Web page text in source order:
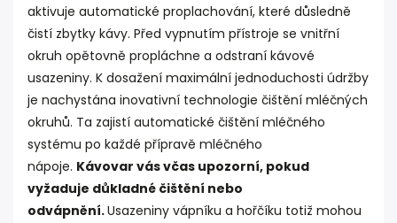
aktivuje automatické proplachování, které důsledně
čistí zbytky kávy. Před vypnutím přístroje se vnitřní
okruh opětovně propláchne a odstraní kávové
usazeniny. K dosažení maximální jednoduchosti údržby
je nachystána inovativní technologie čištění mléčných
okruhů. Ta zajistí automatické čištění mléčného
systému po každé přípravě mléčného
nápoje. Kávovar vás včas upozorní, pokud
vyžaduje důkladné čištění nebo
odvápnění.Usazeniny vápníku a hořčíku totiž mohou